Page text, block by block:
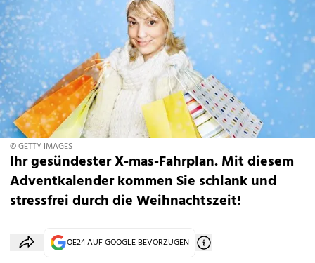
© GETTY IMAGES
Ihr gesündester X-mas-Fahrplan. Mit diesem
Adventkalender kommen Sie schlank und
stressfrei durch die Weihnachtszeit!
OE24 AUF GOOGLE BEVORZUGEN